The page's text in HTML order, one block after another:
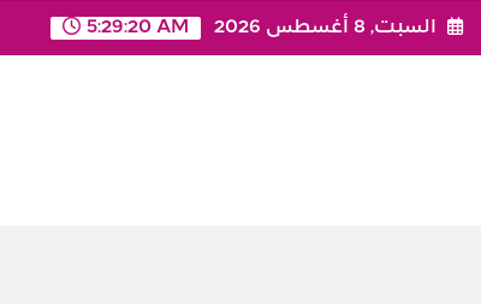
Skip
السبت, 8 أغسطس 2026 5:29:22 AM